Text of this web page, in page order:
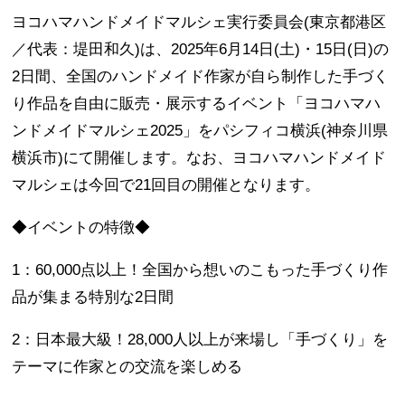
ヨコハマハンドメイドマルシェ実行委員会(東京都港区
／代表：堤田和久)は、2025年6月14日(土)・15日(日)の
2日間、全国のハンドメイド作家が自ら制作した手づく
り作品を自由に販売・展示するイベント「ヨコハマハ
ンドメイドマルシェ2025」をパシフィコ横浜(神奈川県
横浜市)にて開催します。なお、ヨコハマハンドメイド
マルシェは今回で21回目の開催となります。
◆イベントの特徴◆
1：60,000点以上！全国から想いのこもった手づくり作
品が集まる特別な2日間
2：日本最大級！28,000人以上が来場し「手づくり」を
テーマに作家との交流を楽しめる